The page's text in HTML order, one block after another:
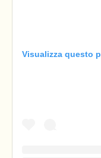
Visualizza questo